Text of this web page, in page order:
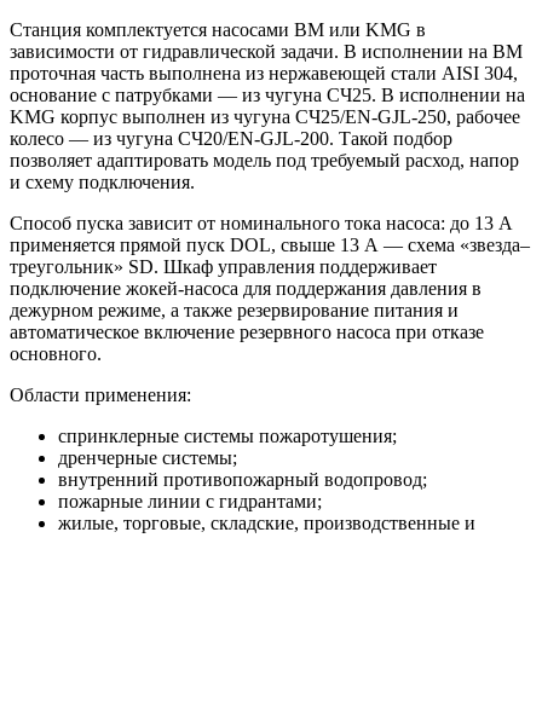
Станция комплектуется насосами BM или KMG в
зависимости от гидравлической задачи. В исполнении на BM
проточная часть выполнена из нержавеющей стали AISI 304,
основание с патрубками — из чугуна СЧ25. В исполнении на
KMG корпус выполнен из чугуна СЧ25/EN-GJL-250, рабочее
колесо — из чугуна СЧ20/EN-GJL-200. Такой подбор
позволяет адаптировать модель под требуемый расход, напор
и схему подключения.
Способ пуска зависит от номинального тока насоса: до 13 А
применяется прямой пуск DOL, свыше 13 А — схема «звезда–
треугольник» SD. Шкаф управления поддерживает
подключение жокей-насоса для поддержания давления в
дежурном режиме, а также резервирование питания и
автоматическое включение резервного насоса при отказе
основного.
Области применения:
спринклерные системы пожаротушения;
дренчерные системы;
внутренний противопожарный водопровод;
пожарные линии с гидрантами;
жилые, торговые, складские, производственные и